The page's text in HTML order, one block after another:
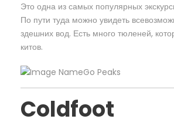
Это одна из самых популярных
По пути туда можно увидеть
здешних вод. Есть много тюленей,
китов.
Coldfoot